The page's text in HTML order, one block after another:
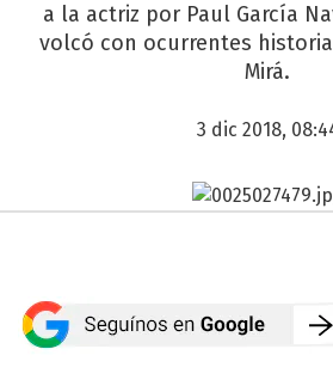
a la actriz por Paul García
volcó con ocurrentes
Mirá.
3 dic 2018,